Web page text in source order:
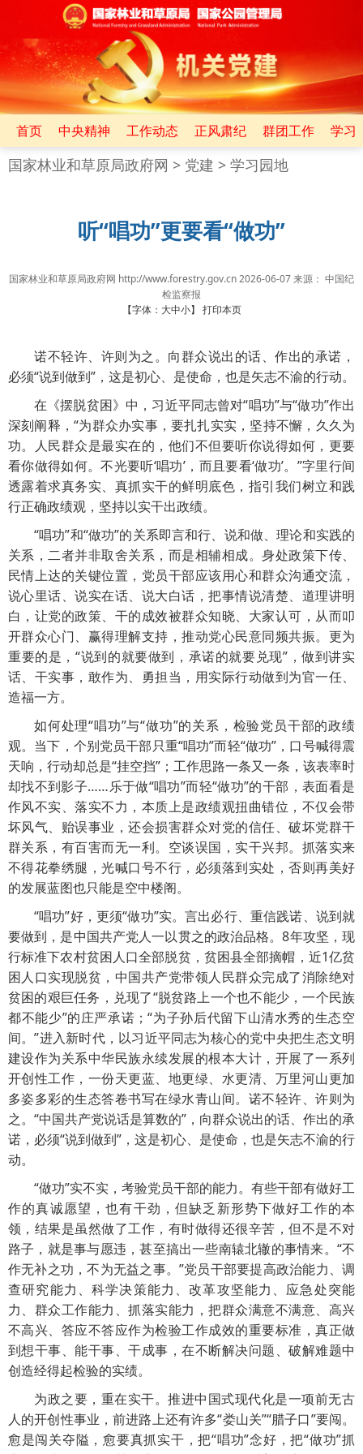
首页 中央精神 工作动态 正风肃纪 群团工作 学习
国家林业和草原局政府网 > 党建 > 学习园地
听“唱功”更要看“做功”
国家林业和草原局政府网 http://www.forestry.gov.cn2026-06-07来源： 中国纪
检监察报
【字体： 大中小】 打印本页
诺不轻许、许则为之。向群众说出的话、作出的承诺，
必须“说到做到”，这是初心、是使命，也是矢志不渝的行动。
在《摆脱贫困》中，习近平同志曾对“唱功”与“做功”作出
深刻阐释，“为群众办实事，要扎扎实实，坚持不懈，久久为
功。人民群众是最实在的，他们不但要听你说得如何，更要
看你做得如何。不光要听‘唱功’，而且要看‘做功’。”字里行间
透露着求真务实、真抓实干的鲜明底色，指引我们树立和践
行正确政绩观，坚持以实干出政绩。
“唱功”和“做功”的关系即言和行、说和做、理论和实践的
关系，二者并非取舍关系，而是相辅相成。身处政策下传、
民情上达的关键位置，党员干部应该用心和群众沟通交流，
说心里话、说实在话、说大白话，把事情说清楚、道理讲明
白，让党的政策、干的成效被群众知晓、大家认可，从而叩
开群众心门、赢得理解支持，推动党心民意同频共振。更为
重要的是，“说到的就要做到，承诺的就要兑现”，做到讲实
话、干实事，敢作为、勇担当，用实际行动做到为官一任、
造福一方。
如何处理“唱功”与“做功”的关系，检验党员干部的政绩
观。当下，个别党员干部只重“唱功”而轻“做功”，口号喊得震
天响，行动却总是“挂空挡”；工作思路一条又一条，该表率时
却找不到影子……乐于做“唱功”而轻“做功”的干部，表面看是
作风不实、落实不力，本质上是政绩观扭曲错位，不仅会带
坏风气、贻误事业，还会损害群众对党的信任、破坏党群干
群关系，有百害而无一利。空谈误国，实干兴邦。抓落实来
不得花拳绣腿，光喊口号不行，必须落到实处，否则再美好
的发展蓝图也只能是空中楼阁。
“唱功”好，更须“做功”实。言出必行、重信践诺、说到就
要做到，是中国共产党人一以贯之的政治品格。8年攻坚，现
行标准下农村贫困人口全部脱贫，贫困县全部摘帽，近1亿贫
困人口实现脱贫，中国共产党带领人民群众完成了消除绝对
贫困的艰巨任务，兑现了“脱贫路上一个也不能少，一个民族
都不能少”的庄严承诺；“为子孙后代留下山清水秀的生态空
间。”进入新时代，以习近平同志为核心的党中央把生态文明
建设作为关系中华民族永续发展的根本大计，开展了一系列
开创性工作，一份天更蓝、地更绿、水更清、万里河山更加
多姿多彩的生态答卷书写在绿水青山间。诺不轻许、许则为
之。“中国共产党说话是算数的”，向群众说出的话、作出的承
诺，必须“说到做到”，这是初心、是使命，也是矢志不渝的行
动。
“做功”实不实，考验党员干部的能力。有些干部有做好工
作的真诚愿望，也有干劲，但缺乏新形势下做好工作的本
领，结果是虽然做了工作，有时做得还很辛苦，但不是不对
路子，就是事与愿违，甚至搞出一些南辕北辙的事情来。“不
作无补之功，不为无益之事。”党员干部要提高政治能力、调
查研究能力、科学决策能力、改革攻坚能力、应急处突能
力、群众工作能力、抓落实能力，把群众满意不满意、高兴
不高兴、答应不答应作为检验工作成效的重要标准，真正做
到想干事、能干事、干成事，在不断解决问题、破解难题中
创造经得起检验的实绩。
为政之要，重在实干。推进中国式现代化是一项前无古
人的开创性事业，前进路上还有许多“娄山关”“腊子口”要闯。
愈是闯关夺隘，愈要真抓实干，把“唱功”念好，把“做功”抓